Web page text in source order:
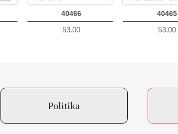
40466
53.00
40465
53.00
Politika